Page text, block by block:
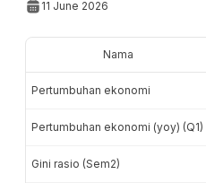
11 June 2026
Nama
Pertumbuhan ekonomi
Pertumbuhan ekonomi (yoy) (Q1)
Gini rasio (Sem2)